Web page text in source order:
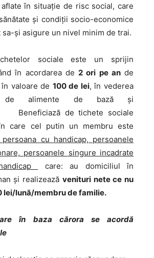
în situaţie de risc social, care
şi condiţii socio-economice
sa-şi asigure un nivel minim de trai.
sociale este un sprijin
în acordarea de 2 ori pe ande
valoare de 100 de lei, în vederea
de alimente de bază şi
Beneficiază de tichete sociale
care cel putin un membru este
cu handicap, persoanele
persoanele singure incadrate
care: au domiciliul în
şi realizează venituri nete ce nu
lei/lună/membru de familie.
în baza cărora se acordă